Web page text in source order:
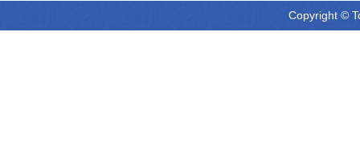
Copyright ©